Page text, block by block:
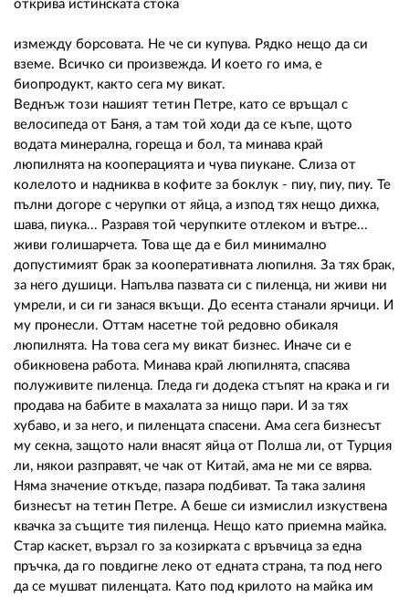
открива истинската стока
измежду борсовата. Не че си купува. Рядко нещо да си
вземе. Всичко си произвежда. И което го има, е
биопродукт, както сега му викат.
Веднъж този нашият тетин Петре, като се връщал с
велосипеда от Баня, а там той ходи да се къпе, щото
водата минерална, гореща и бол, та минава край
люпилнята на кооперацията и чува пиукане. Слиза от
колелото и надниква в кофите за боклук - пиу, пиу, пиу. Те
пълни догоре с черупки от яйца, а изпод тях нещо дихка,
шава, пиука... Разравя той черупките отлеком и вътре...
живи голишарчета. Това ще да е бил минимално
допустимият брак за кооперативната люпилня. За тях брак,
за него душици. Напълва пазвата си с пиленца, ни живи ни
умрели, и си ги занася вкъщи. До есента станали ярчици. И
му пронесли. Оттам насетне той редовно обикаля
люпилнята. На това сега му викат бизнес. Иначе си е
обикновена работа. Минава край люпилнята, спасява
полуживите пиленца. Гледа ги додека стъпят на крака и ги
продава на бабите в махалата за нищо пари. И за тях
хубаво, и за него, и пиленцата спасени. Ама сега бизнесът
му секна, защото нали внасят яйца от Полша ли, от Турция
ли, някои разправят, че чак от Китай, ама не ми се вярва.
Няма значение откъде, пазара подбиват. Та така залиня
бизнесът на тетин Петре. А беше си измислил изкуствена
квачка за същите тия пиленца. Нещо като приемна майка.
Стар каскет, вързал го за козирката с връвчица за една
пръчка, да го повдигне леко от едната страна, та под него
да се мушват пиленцата. Като под крилото на майка им